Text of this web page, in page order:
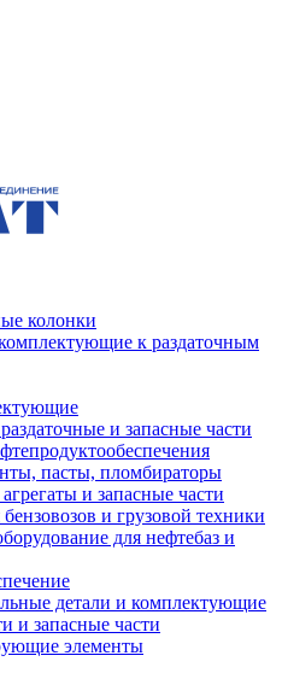
колонки
к раздаточным
и запасные части
пасты, пломбираторы
и запасные части
и грузовой техники
для нефтебаз и
детали и комплектующие
и запасные части
элементы